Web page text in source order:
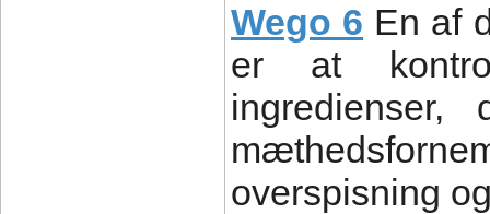
Wego 6 En af
er at
overspisning